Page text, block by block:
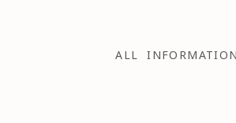
ALL INFORMATION